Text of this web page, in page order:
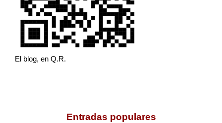
El blog, en Q.R.
Entradas populares